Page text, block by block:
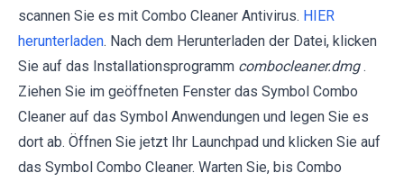
scannen Sie es mit Combo Cleaner Antivirus. HIER
herunterladen. Nach dem Herunterladen der Datei, klicken
Sie auf das Installationsprogramm combocleaner.dmg .
Ziehen Sie im geöffneten Fenster das Symbol Combo
Cleaner auf das Symbol Anwendungen und legen Sie es
dort ab. Öffnen Sie jetzt Ihr Launchpad und klicken Sie auf
das Symbol Combo Cleaner. Warten Sie, bis Combo